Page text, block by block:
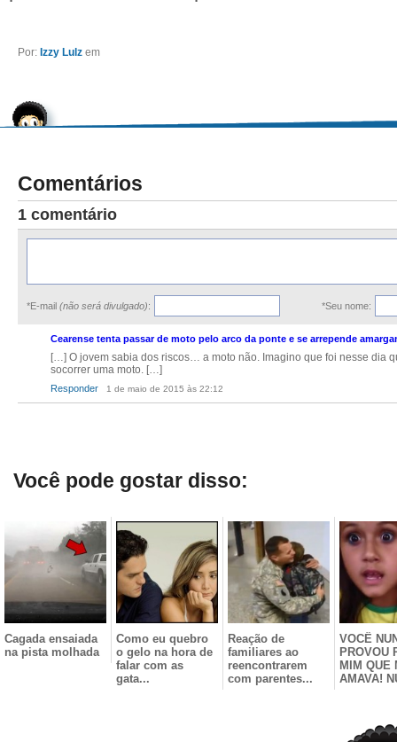
Por: Izzy Lulz em
Comentários
1 comentário
*E-mail (não será divulgado): *Seu nome:
Cearense tenta passar de moto pelo arco da ponte e se arrepende
1 de maio de 2015 às 22:12
[…] O jovem sabia dos riscos… a moto não. Imagino que foi nesse dia
socorrer uma moto. […]
Responder
Você pode gostar disso:
Cagada ensaiada
na pista molhada
Como eu quebro
o gelo na hora de
falar com as
gata...
Reação de
familiares ao
reencontrarem
com parentes...
VOCÊ
PROVOU
MIM QUE
AMAVA!